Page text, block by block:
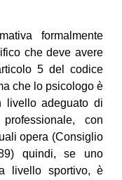
formalmente
che deve avere
5 del codice
che lo psicologo è
livello adeguato di
con
opera (Consiglio
quindi, se uno
livello sportivo, è